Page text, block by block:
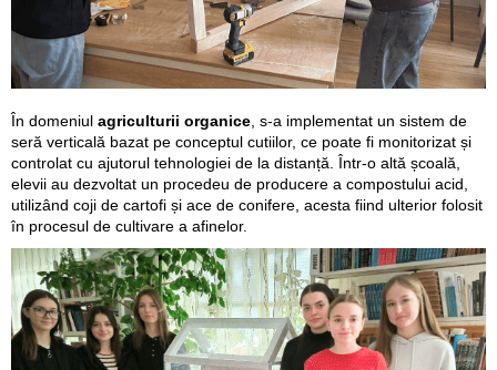
În domeniul agriculturii organice, s-a implementat un sistem de
seră verticală bazat pe conceptul cutiilor, ce poate fi monitorizat și
controlat cu ajutorul tehnologiei de la distanță. Într-o altă școală,
elevii au dezvoltat un procedeu de producere a compostului acid,
utilizând coji de cartofi și ace de conifere, acesta fiind ulterior folosit
în procesul de cultivare a afinelor.